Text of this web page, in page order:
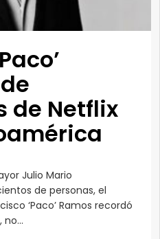
de Netflix
Julio Mario
de personas, el
‘Paco’ Ramos recordó